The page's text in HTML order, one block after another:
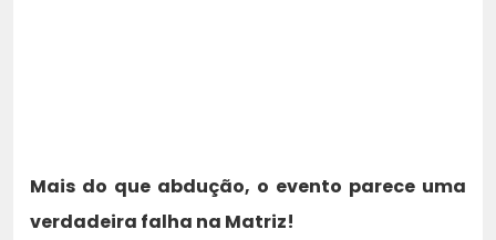
Mais do que abdução, o evento parece uma
verdadeira falha na Matriz!